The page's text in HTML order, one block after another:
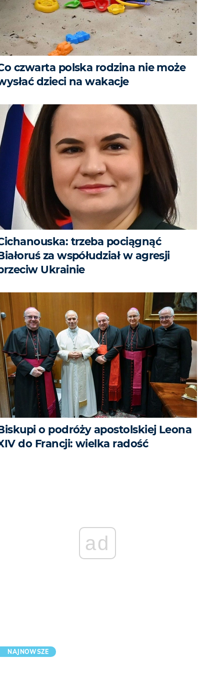
czwarta polska rodzina nie może
dzieci na wakacje
trzeba pociągnąć
za współudział w agresji
Ukrainie
o podróży apostolskiej Leona
do Francji: wielka radość
ad
NAJNOWSZE